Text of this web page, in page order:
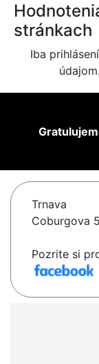
stránkach
Iba
údajom.
Trnava
Coburgova
Pozrite si